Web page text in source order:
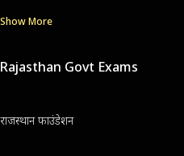
Show More
Rajasthan Govt Exams
राजस्थान फाउंडेशन